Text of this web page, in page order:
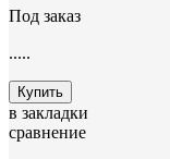
Под заказ
.....
Купить
в закладки
сравнение